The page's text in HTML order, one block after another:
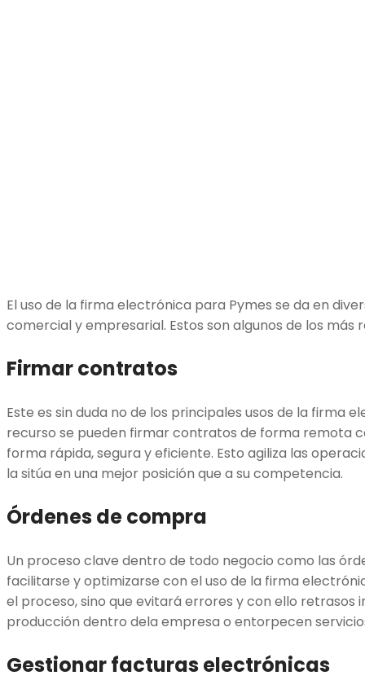
El uso de la firma electrónica para Pymes se da en
comercial y empresarial. Estos son algunos de los más
Firmar contratos
Este es sin duda no de los principales usos de la firma
recurso se pueden firmar contratos de forma remota
forma rápida, segura y eficiente. Esto agiliza las
la sitúa en una mejor posición que a su competencia.
Órdenes de compra
Un proceso clave dentro de todo negocio como las
facilitarse y optimizarse con el uso de la firma
el proceso, sino que evitará errores y con ello retrasos
producción dentro dela empresa o entorpecen
Gestionar facturas electrónicas